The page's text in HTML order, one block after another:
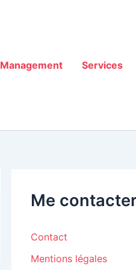
Management Services
Me
Contact
Mentions légales